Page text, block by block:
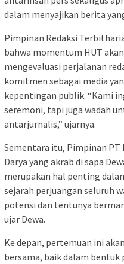
dalam menyajikan berita
Pimpinan Redaksi
bahwa momentum HUT
mengevaluasi perjalanan
komitmen sebagai media
kepentingan publik. “Kami
seremoni, tapi juga wadah
antarjurnalis,” ujarnya.
Sementara itu, Pimpinan PT
Darya yang akrab di sapa
merupakan hal penting
sejarah perjuangan seluruh
potensi dan tentunya
ujar Dewa.
Ke depan, pertemuan ini
bersama, baik dalam